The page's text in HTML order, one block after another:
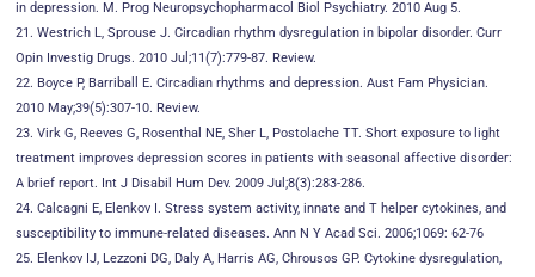
in depression. M. Prog Neuropsychopharmacol Biol Psychiatry. 2010 Aug 5.
21. Westrich L, Sprouse J. Circadian rhythm dysregulation in bipolar disorder. Curr
Opin Investig Drugs. 2010 Jul;11(7):779-87. Review.
22. Boyce P, Barriball E. Circadian rhythms and depression. Aust Fam Physician.
2010 May;39(5):307-10. Review.
23. Virk G, Reeves G, Rosenthal NE, Sher L, Postolache TT. Short exposure to light
treatment improves depression scores in patients with seasonal affective disorder:
A brief report. Int J Disabil Hum Dev. 2009 Jul;8(3):283-286.
24. Calcagni E, Elenkov I. Stress system activity, innate and T helper cytokines, and
susceptibility to immune-related diseases. Ann N Y Acad Sci. 2006;1069: 62-76
25. Elenkov IJ, Lezzoni DG, Daly A, Harris AG, Chrousos GP. Cytokine dysregulation,